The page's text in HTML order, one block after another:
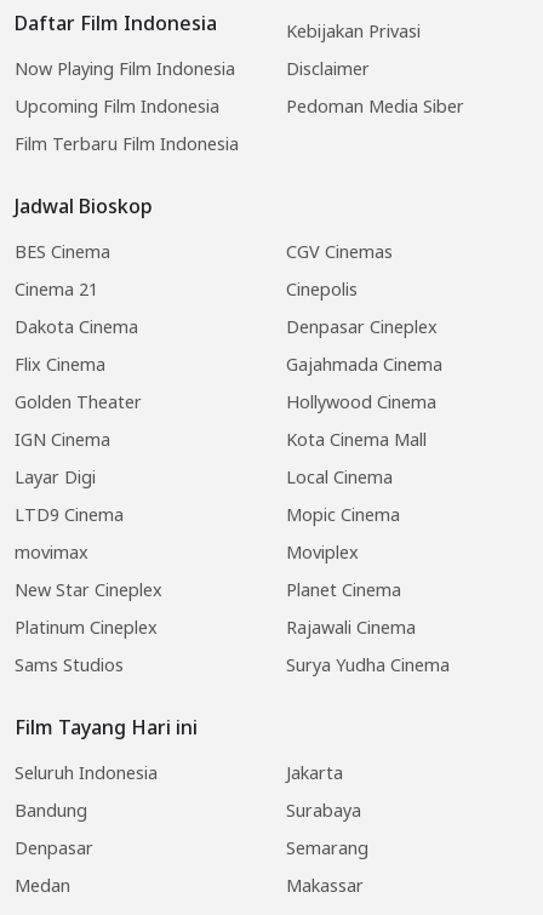
Daftar Film Indonesia
Now Playing Film Indonesia
Upcoming Film Indonesia
Film Terbaru Film Indonesia
Jadwal Bioskop
BES Cinema
CGV Cinemas
Cinema 21
Cinepolis
Dakota Cinema
Denpasar Cineplex
Flix Cinema
Gajahmada Cinema
Golden Theater
Hollywood Cinema
IGN Cinema
Kota Cinema Mall
Layar Digi
Local Cinema
LTD9 Cinema
Mopic Cinema
movimax
Moviplex
New Star Cineplex
Planet Cinema
Platinum Cineplex
Rajawali Cinema
Sams Studios
Surya Yudha Cinema
Film Tayang Hari ini
Seluruh Indonesia
Jakarta
Bandung
Surabaya
Denpasar
Semarang
Medan
Makassar
Kebijakan Privasi
Disclaimer
Pedoman Media Siber